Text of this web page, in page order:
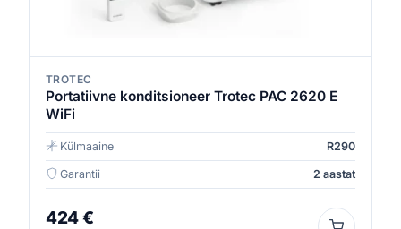
TROTEC
Portatiivne konditsioneer Trotec PAC 2620 E
WiFi
Külmaaine R290
Garantii 2 aastat
424 €